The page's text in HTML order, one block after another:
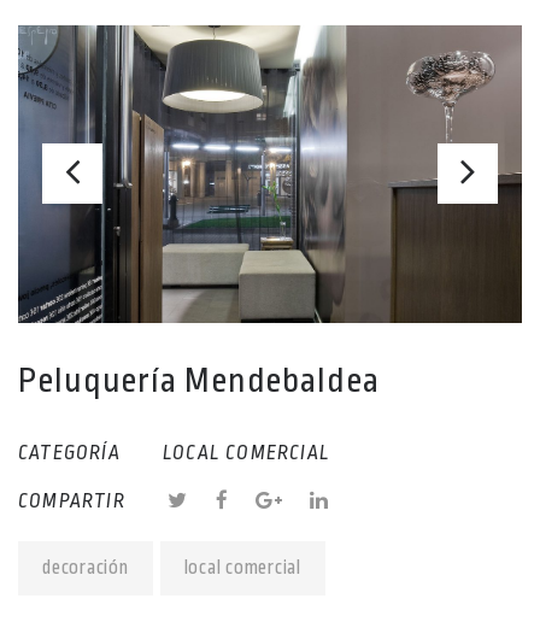
Peluquería Mendebaldea
CATEGORÍA LOCAL COMERCIAL
COMPARTIR
decoración local comercial